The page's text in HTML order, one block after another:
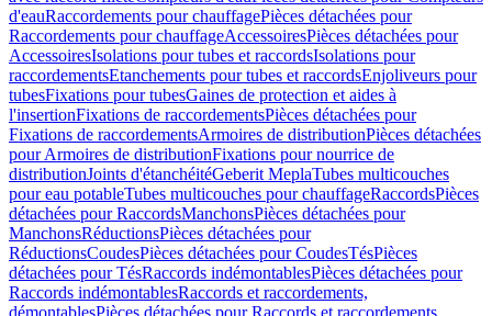
d'eauRaccordements pour chauffagePièces détachées pour
Raccordements pour chauffageAccessoiresPièces détachées pour
AccessoiresIsolations pour tubes et raccordsIsolations pour
raccordementsEtanchements pour tubes et raccordsEnjoliveurs pour
tubesFixations pour tubesGaines de protection et aides à
l'insertionFixations de raccordementsPièces détachées pour
Fixations de raccordementsArmoires de distributionPièces détachées
pour Armoires de distributionFixations pour nourrice de
distributionJoints d'étanchéitéGeberit MeplaTubes multicouches
pour eau potableTubes multicouches pour chauffageRaccordsPièces
détachées pour RaccordsManchonsPièces détachées pour
ManchonsRéductionsPièces détachées pour
RéductionsCoudesPièces détachées pour CoudesTésPièces
détachées pour TésRaccords indémontablesPièces détachées pour
Raccords indémontablesRaccords et raccordements,
démontablesPièces détachées pour Raccords et raccordements,